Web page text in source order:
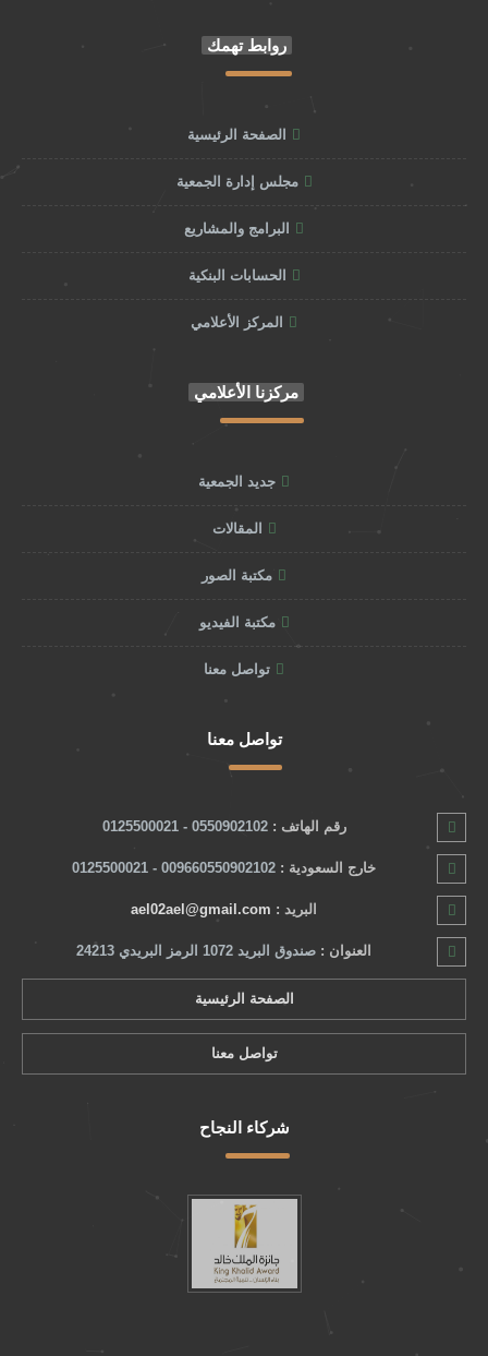
روابط تهمك
الصفحة الرئيسية
مجلس إدارة الجمعية
البرامج والمشاريع
الحسابات البنكية
المركز الأعلامي
مركزنا الأعلامي
جديد الجمعية
المقالات
مكتبة الصور
مكتبة الفيديو
تواصل معنا
تواصل معنا
رقم الهاتف :0550902102 - 0125500021
خارج السعودية : 009660550902102 - 0125500021
البريد : ael02ael@gmail.com
العنوان : صندوق البريد 1072 الرمز البريدي 24213
الصفحة الرئيسية
تواصل معنا
شركاء النجاح